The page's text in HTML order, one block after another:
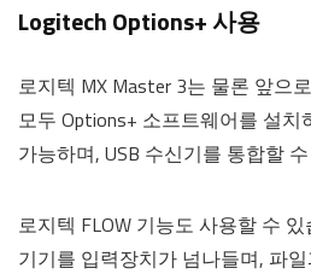
Logitech Options+ 사용
로지텍 MX Master 3는 물론 앞으
모두 Options+ 소프트웨어를 설치
가능하며, USB 수신기를 통합할
로지텍 FLOW 기능도 사용할 수
기기를 입력장치가 넘나들며, 파